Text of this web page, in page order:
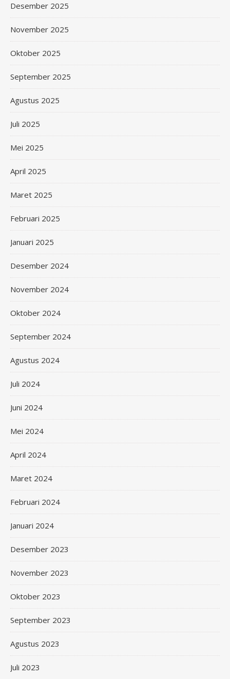
Desember 2025
November 2025
Oktober 2025
September 2025
Agustus 2025
Juli 2025
Mei 2025
April 2025
Maret 2025
Februari 2025
Januari 2025
Desember 2024
November 2024
Oktober 2024
September 2024
Agustus 2024
Juli 2024
Juni 2024
Mei 2024
April 2024
Maret 2024
Februari 2024
Januari 2024
Desember 2023
November 2023
Oktober 2023
September 2023
Agustus 2023
Juli 2023